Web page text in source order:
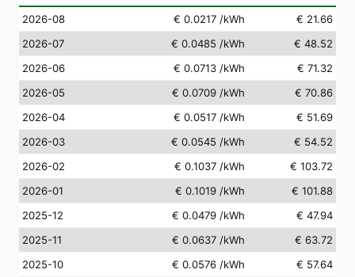
2026-08 € 0.0217 /kWh
€ 21.66
2026-07
€ 0.0485 /kWh
€ 48.52
2026-06
€ 0.0713 /kWh
€ 71.32
2026-05
€ 0.0709 /kWh
€ 70.86
2026-04
€ 0.0517 /kWh
€ 51.69
2026-03
€ 0.0545 /kWh
€ 54.52
2026-02
€ 0.1037 /kWh
€ 103.72
2026-01
€ 0.1019 /kWh
€ 101.88
2025-12
€ 0.0479 /kWh
€ 47.94
2025-11
€ 0.0637 /kWh
€ 63.72
2025-10
€ 0.0576 /kWh
€ 57.64